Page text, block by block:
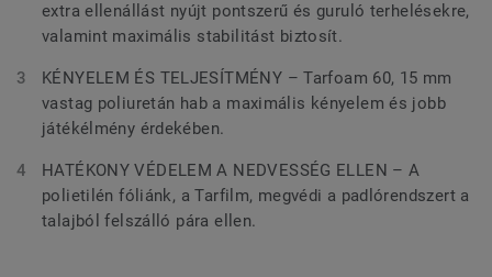
extra ellenállást nyújt pontszerű és guruló terhelésekre,
valamint maximális stabilitást biztosít.
KÉNYELEM ÉS TELJESÍTMÉNY – Tarfoam 60, 15 mm
vastag poliuretán hab a maximális kényelem és jobb
játékélmény érdekében.
HATÉKONY VÉDELEM A NEDVESSÉG ELLEN – A
polietilén fóliánk, a Tarfilm, megvédi a padlórendszert a
talajból felszálló pára ellen.